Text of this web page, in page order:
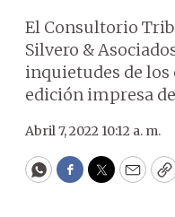
El Consultorio
Silvero &
inquietudes de
edición impresa
Abril 7, 2022 10:12 a. m.
WhatsApp
Facebook
Twitter